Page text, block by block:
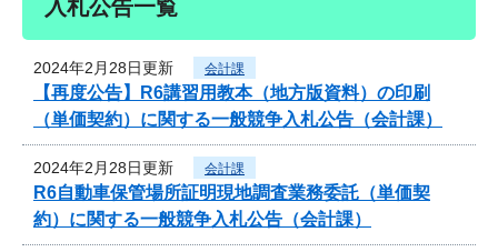
入札公告一覧
2024年2月28日更新 会計課
【再度公告】R6講習用教本（地方版資料）の印刷
（単価契約）に関する一般競争入札公告（会計課）
2024年2月28日更新 会計課
R6自動車保管場所証明現地調査業務委託（単価契
約）に関する一般競争入札公告（会計課）